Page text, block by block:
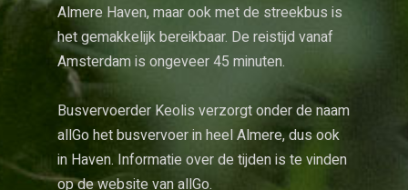
Almere Haven, maar ook met de streekbus is
het gemakkelijk bereikbaar. De reistijd vanaf
Amsterdam is ongeveer 45 minuten.
Busvervoerder Keolis verzorgt onder de naam
allGo het busvervoer in heel Almere, dus ook
in Haven. Informatie over de tijden is te vinden
op de website vanallGo.